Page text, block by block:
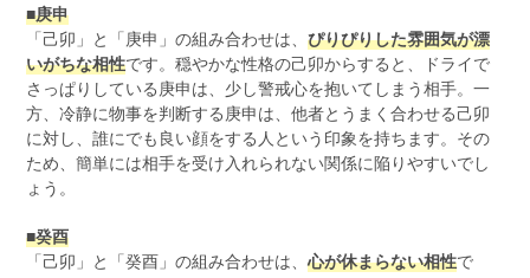
■庚申
「己卯」と「庚申」の組み合わせは、ぴりぴりした雰囲気が漂
いがちな相性です。穏やかな性格の己卯からすると、ドライで
さっぱりしている庚申は、少し警戒心を抱いてしまう相手。一
方、冷静に物事を判断する庚申は、他者とうまく合わせる己卯
に対し、誰にでも良い顔をする人という印象を持ちます。その
ため、簡単には相手を受け入れられない関係に陥りやすいでし
ょう。
■癸酉
「己卯」と「癸酉」の組み合わせは、心が休まらない相性で